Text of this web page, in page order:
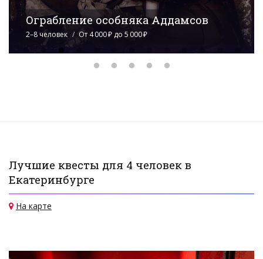
Диверсия
2–8 человек От 2 300 ₽ до 8 400 ₽
Лучшие квесты для 4 человек в
Екатеринбурге
На карте